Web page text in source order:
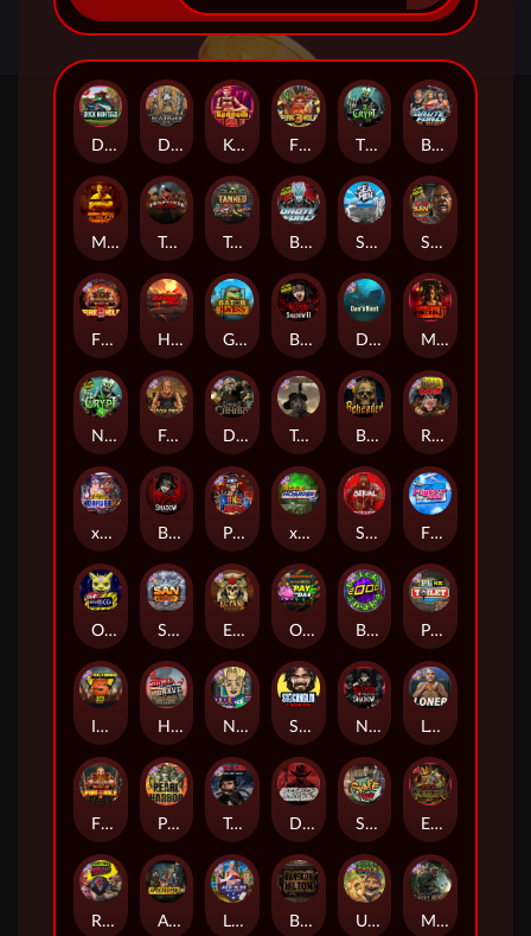
Nexus Blood & Shadow
Seamen
Duck Hunters Fire in the Hole 3
Dead, Dead, or Deader
Highway to Hell
Brute Force
Home of the Brave
Mental 2
Tombstone Slaughter San Quentin 2: Death Row
Blood & Shadow
Blood & Shadow 2
Mental
Skate or Die
Stockholm Syndrome
The Crypt
Apocalypse Super xNudge
Outsourced
Punk Rocker 2
Deadwood R.I.P
Beheaded
Bangkok Hilton
Brute Force: Alien Onslaught
Nexus The Crypt
Gator Hunters
Loner
Kenneth Must Die
Tombstone RIP
Fire in the Hole 2
Outsourced: Payday
Tanked
Fire In The Hole xBomb
Folsom Prison
Roadkill
Das xBoot
Road Rage
xWays Hoarder 2
Nine To Five
El Pasa Gunfight xNudge
Land of the Free
Brick Snake 2000
Flight Mode
Evil Goblins xBomb
San Quentin xWays
Serial
Punk Toilet
Pearl Harbor
Infectious 5 xWays
Dead Canary
Misery Mining
True Grit Redemption
xWays Hoarder xSplit
Ugliest Catch